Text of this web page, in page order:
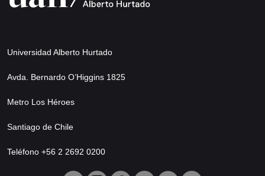
Universidad Alberto Hurtado
Avda. Bernardo O’Higgins 1825
Metro Los Héroes
Santiago de Chile
Teléfono +56 2 2692 0200